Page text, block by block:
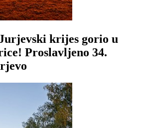
krijes gorio u
Proslavljeno 34.